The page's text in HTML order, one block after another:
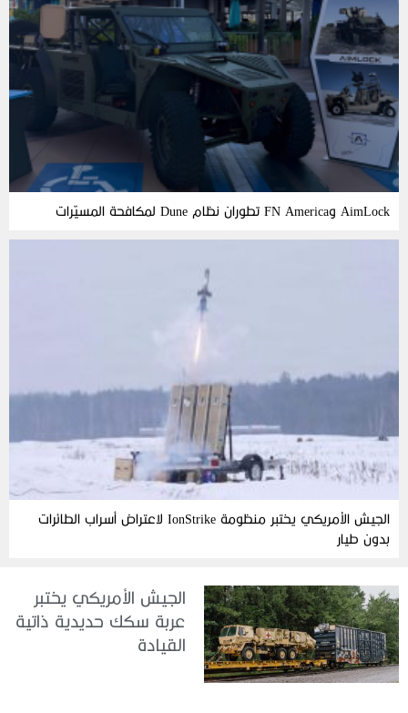
AimLock وFN America تطوران نظام Dune لمكافحة المسيّرات
الجيش الأمريكي يختبر منظومة IonStrike لاعتراض أسراب الطائرات
بدون طيار
الجيش الأمريكي يختبر
عربة سكك حديدية ذاتية
القيادة